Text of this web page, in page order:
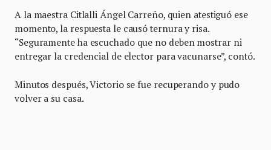
A la maestra Citlalli Ángel Carreño, quien atestiguó ese
momento, la respuesta le causó ternura y risa.
“Seguramente ha escuchado que no deben mostrar ni
entregar la credencial de elector para vacunarse”, contó.
Minutos después, Victorio se fue recuperando y pudo
volver a su casa.